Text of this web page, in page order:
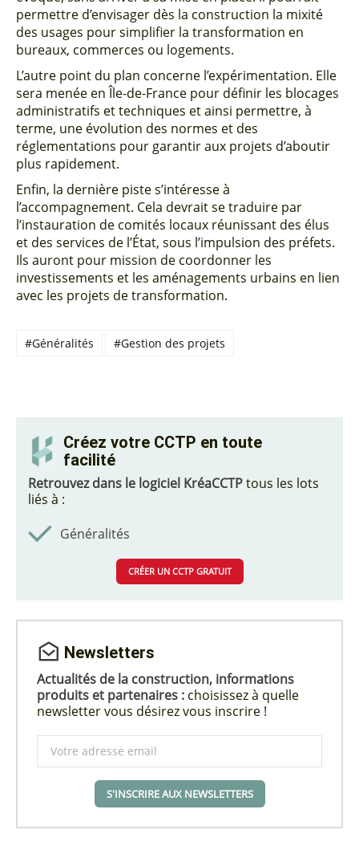
permettre d’envisager dès la construction la mixité
des usages pour simplifier la transformation en
bureaux, commerces ou logements.
L’autre point du plan concerne l’expérimentation. Elle
sera menée en Île-de-France pour définir les blocages
administratifs et techniques et ainsi permettre, à
terme, une évolution des normes et des
réglementations pour garantir aux projets d’aboutir
plus rapidement.
Enfin, la dernière piste s’intéresse à
l’accompagnement. Cela devrait se traduire par
l’instauration de comités locaux réunissant des élus
et des services de l’État, sous l’impulsion des préfets.
Ils auront pour mission de coordonner les
investissements et les aménagements urbains en lien
avec les projets de transformation.
#Généralités #Gestion des projets
Créez votre CCTP en toute
facilité
Retrouvez dans le logiciel KréaCCTPtous les lots
liés à :
Généralités
CRÉER UN CCTP GRATUIT
Newsletters
Actualités de la construction, informations
produits et partenaires : choisissez à quelle
newsletter vous désirez vous inscrire !
S'INSCRIRE AUX NEWSLETTERS